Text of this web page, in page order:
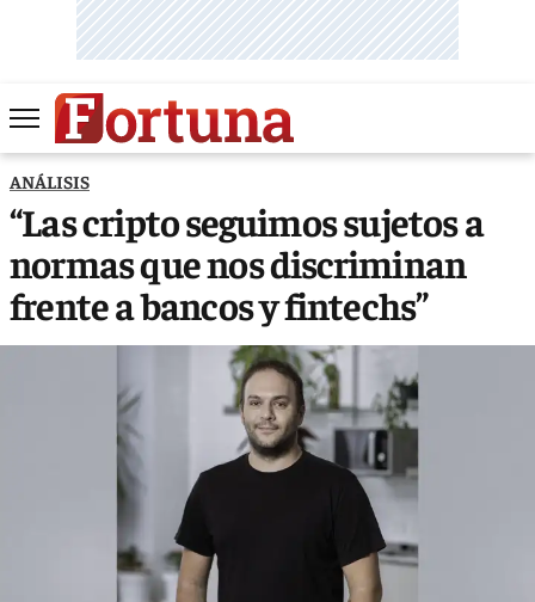
ANÁLISIS
“Las cripto seguimos sujetos a
normas que nos discriminan
frente a bancos y fintechs”